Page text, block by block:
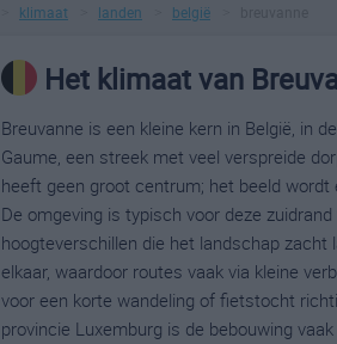
klimaat landen belgië
Het klimaat van
Breuvanne is een kleine kern in België, in
Gaume, een streek met veel verspreide
heeft geen groot centrum; het beeld
De omgeving is typisch voor deze
hoogteverschillen die het landschap
elkaar, waardoor routes vaak via kleine
voor een korte wandeling of fietstocht
provincie Luxemburg is de bebouwing